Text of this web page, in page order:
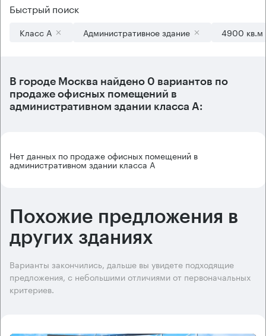
Быстрый поиск
Класс А Административное здание 4900 кв.м
В городе Москва найдено 0 вариантов по
продаже офисных помещений в
административном здании класса А:
Нет данных по продаже офисных помещений в
административном здании класса А
Похожие предложения в
других зданиях
Варианты закончились, дальше вы увидете подходящие
предложения, с небольшими отличиями от первоначальных
критериев.